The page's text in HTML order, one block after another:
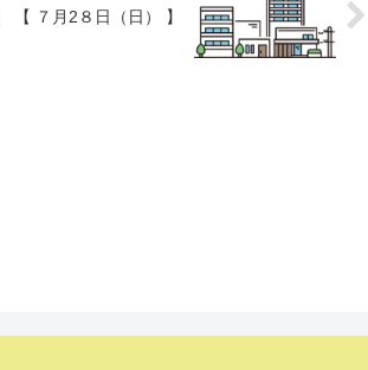
７月2８日（日） 】